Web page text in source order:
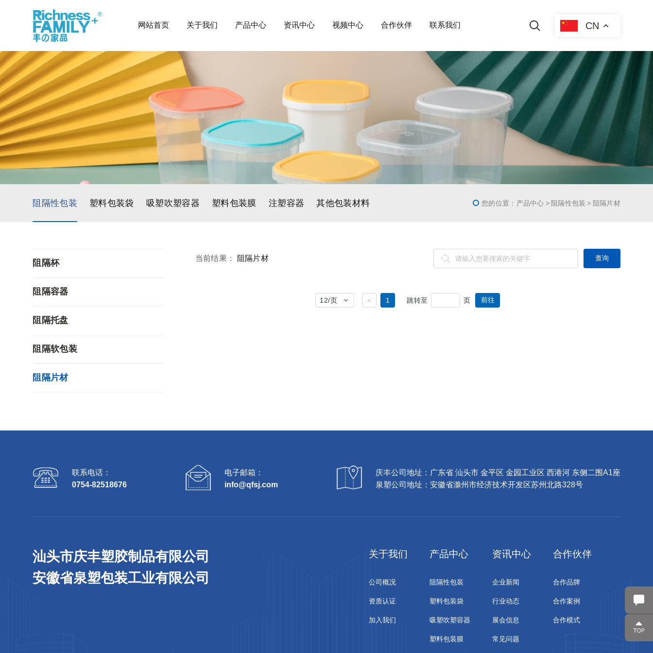
网站首页 关于我们 产品中心 资讯中心 视频中心 合作伙伴 联系我们 CN
阻隔性包装 塑料包装袋 吸塑吹塑容器 塑料包装膜 注塑容器 其他包装材料 您的位置： 产品中心 阻隔性包装 阻隔片材
阻隔杯
阻隔容器
阻隔托盘
阻隔软包装
阻隔片材
当前结果： 阻隔片材 查询
12/页 < 1 跳转至 页 前往
联系电话：
0754-82518676
电子邮箱：
info@qfsj.com
庆丰公司地址：广东省 汕头市 金平区 金园工业区 西港河 东侧二围A1座
泉塑公司地址：安徽省滁州市经济技术开发区苏州北路328号
汕头市庆丰塑胶制品有限公司
安徽省泉塑包装工业有限公司
关于我们
公司概况
资质认证
加入我们
产品中心
阻隔性包装
塑料包装袋
吸塑吹塑容器
塑料包装膜
资讯中心
企业新闻
行业动态
展会信息
常见问题
合作伙伴
合作品牌
合作案例
合作模式